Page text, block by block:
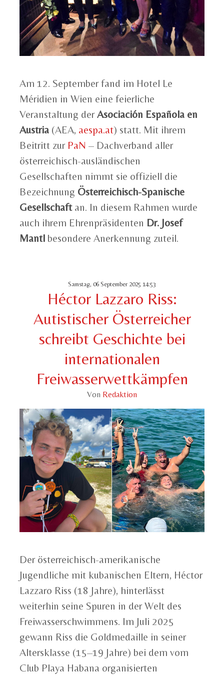
Am 12. September fand im Hotel Le
Méridien in Wien eine feierliche
Veranstaltung derAsociación Española en
Austria (AEA, aespa.at) statt. Mit ihrem
Beitritt zur PaN – Dachverband aller
österreichisch-ausländischen
Gesellschaften nimmt sie offiziell die
Bezeichnung Österreichisch-Spanische
Gesellschaftan. In diesem Rahmen wurde
auch ihrem Ehrenpräsidenten Dr. Josef
Mantl besondere Anerkennung zuteil.
Samstag, 06 September 2025 14:53
Héctor Lazzaro Riss:
Autistischer Österreicher
schreibt Geschichte bei
internationalen
Freiwasserwettkämpfen
Von Redaktion
Der österreichisch-amerikanische
Jugendliche mit kubanischen Eltern, Héctor
Lazzaro Riss (18 Jahre), hinterlässt
weiterhin seine Spuren in der Welt des
Freiwasserschwimmens. Im Juli 2025
gewann Riss die Goldmedaille in seiner
Altersklasse (15–19 Jahre) bei dem vom
Club Playa Habana organisierten